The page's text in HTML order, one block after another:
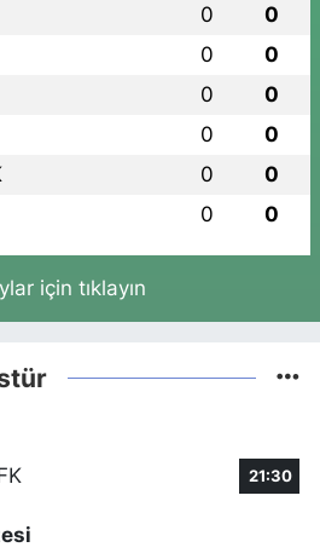
0 0
0 0
0 0
0 0
0 0
0 0
için tıklayın
21:30